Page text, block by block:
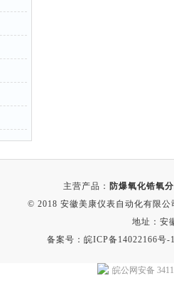
主营产品： 防爆氧化锆氧
© 2018 安徽美康仪表自动化有限
地址：安
备案号：皖ICP备14022166号-
皖公网安备